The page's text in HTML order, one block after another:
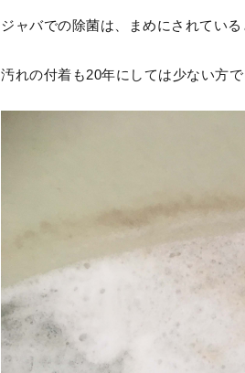
ジャバでの除菌は、まめにされている
汚れの付着も20年にしては少ない方で